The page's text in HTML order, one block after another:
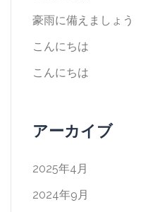
豪雨に備えましょう
こんにちは
こんにちは
アーカイブ
2025年4月
2024年9月